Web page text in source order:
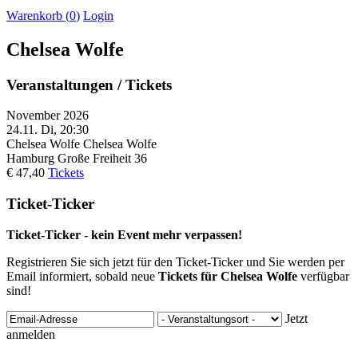
Warenkorb (0) Login
Chelsea Wolfe
Veranstaltungen / Tickets
November 2026
24.11. Di, 20:30
Chelsea Wolfe Chelsea Wolfe
Hamburg Große Freiheit 36
€ 47,40 Tickets
Ticket-Ticker
Ticket-Ticker - kein Event mehr verpassen!
Registrieren Sie sich jetzt für den Ticket-Ticker und Sie werden per
Email informiert, sobald neue Tickets für Chelsea Wolfe verfügbar
sind!
Jetzt
anmelden